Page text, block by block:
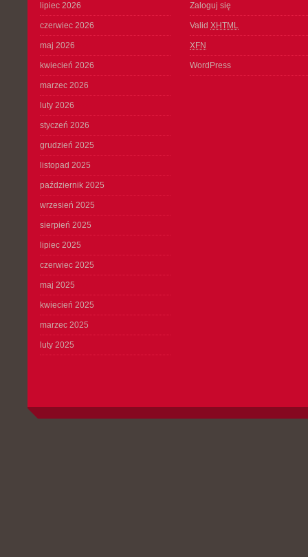
lipiec 2026
czerwiec 2026
maj 2026
kwiecień 2026
marzec 2026
luty 2026
styczeń 2026
grudzień 2025
listopad 2025
październik 2025
wrzesień 2025
sierpień 2025
lipiec 2025
czerwiec 2025
maj 2025
kwiecień 2025
marzec 2025
luty 2025
Zaloguj się
Valid XHTML
XFN
WordPress